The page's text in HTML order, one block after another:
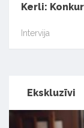
Kerli:
Intervija
Ekskluzīvi